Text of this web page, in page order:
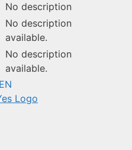
No description
No description
available.
No description
available.